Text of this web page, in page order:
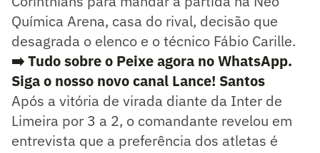
Química Arena, casa do rival, decisão que
desagrada o elenco e o técnico Fábio Carille.
➡️ Tudo sobre o Peixe agora no WhatsApp.
Siga o nosso novo canal Lance! Santos
Após a vitória de virada diante da Inter de
Limeira por 3 a 2, o comandante revelou em
entrevista que a preferência dos atletas é